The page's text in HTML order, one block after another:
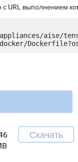
с URL выполнением
aise/
Скачать